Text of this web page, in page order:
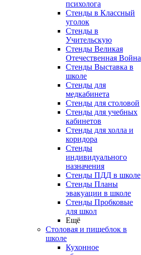
психолога
Стенды в Классный
уголок
Стенды в
Учительскую
Стенды Великая
Отечественная Война
Стенды Выставка в
школе
Стенды для
медкабинета
Стенды для столовой
Стенды для учебных
кабинетов
Стенды для холла и
коридора
Стенды
индивидуального
назначения
Стенды ПДД в школе
Стенды Планы
эвакуации в школе
Стенды Пробковые
для школ
Ещё
Столовая и пищеблок в
школе
Кухонное